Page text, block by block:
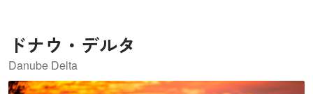
います。この軸線の中央には聖ペテロ・パウロ教会が位置
し、全体で都市空間と一体化しています。
ドナウ・デルタ
Danube Delta